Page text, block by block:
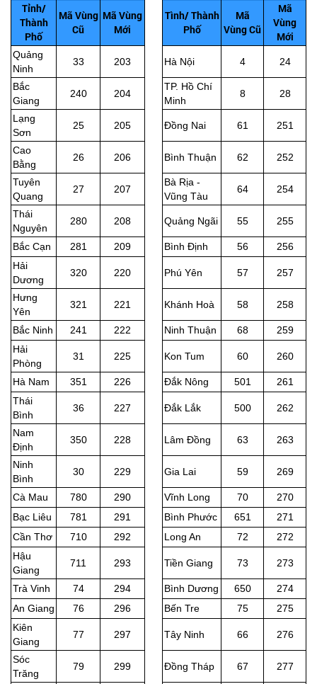
Tỉnh/
Thành
Phố
Mã Vùng
Cũ
Mã Vùng
Mới
Tình/ Thành
Phố
Mã
Vùng Cũ
Mã
Vùng
Mới
Quảng
Ninh
33 203 Hà Nội 4 24
Bắc
Giang
240 204
TP. Hồ Chí
Minh
8 28
Lạng
Sơn
25 205 Đồng Nai 61 251
Cao
Bằng
26 206 Bình Thuận 62 252
Tuyên
Quang
27 207
Bà Rịa -
Vũng Tàu
64 254
Thái
Nguyên
280 208 Quảng Ngãi 55 255
Bắc Cạn 281 209 Bình Định 56
256
Hải
Dương
320 220 Phú Yên 57 257
Hưng
Yên
321 221 Khánh Hoà 58 258
Bắc Ninh 241 222 Ninh Thuận 68
259
Hải
Phòng
31 225 Kon Tum 60 260
Hà Nam 351 226 Đắk Nông 501
261
Thái
Bình
36 227 Đắk Lắk 500 262
Nam
Định
350 228 Lâm Đồng 63 263
Ninh
Bình
30 229 Gia Lai 59 269
Cà Mau 780 290 Vĩnh Long 70
270
Bạc Liêu
781 291 Bình Phước 651
271
Cần Thơ
710 292 Long An 72
272
Hậu
Giang
711 293 Tiền Giang 73 273
Trà Vinh 74 294 Bình Dương 650
274
An Giang
76 296 Bến Tre 75
275
Kiên
Giang
77 297 Tây Ninh 66 276
Sóc
Trăng
79 299 Đồng Tháp 67 277